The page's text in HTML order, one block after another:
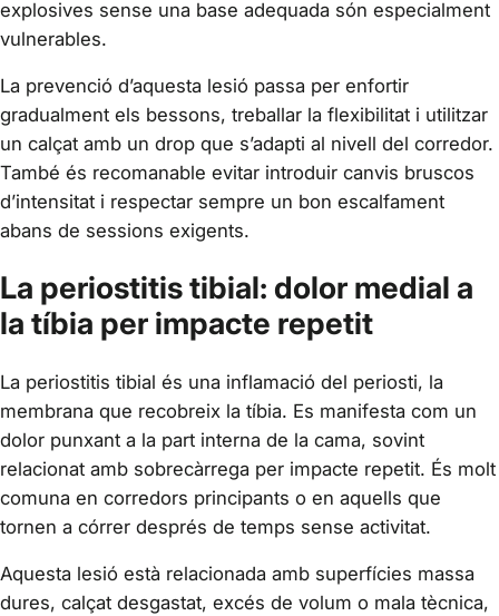
explosives sense una base adequada són especialment
vulnerables.
La prevenció d’aquesta lesió passa per enfortir
gradualment els bessons, treballar la flexibilitat i utilitzar
un calçat amb un drop que s’adapti al nivell del corredor.
També és recomanable evitar introduir canvis bruscos
d’intensitat i respectar sempre un bon escalfament
abans de sessions exigents.
La periostitis tibial: dolor medial a
la tíbia per impacte repetit
La periostitis tibial és una inflamació del periosti, la
membrana que recobreix la tíbia. Es manifesta com un
dolor punxant a la part interna de la cama, sovint
relacionat amb sobrecàrrega per impacte repetit. És molt
comuna en corredors principants o en aquells que
tornen a córrer després de temps sense activitat.
Aquesta lesió està relacionada amb superfícies massa
dures, calçat desgastat, excés de volum o mala tècnica,